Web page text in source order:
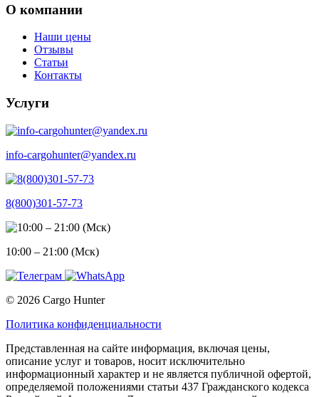
О компании
Наши цены
Отзывы
Статьи
Контакты
Услуги
info-cargohunter@yandex.ru
8(800)301-57-73
10:00 – 21:00 (Мск)
© 2026 Cargo Hunter
Политика конфиденциальности
Представленная на сайте информация, включая цены,
описание услуг и товаров, носит исключительно
информационный характер и не является публичной офертой,
определяемой положениями статьи 437 Гражданского кодекса